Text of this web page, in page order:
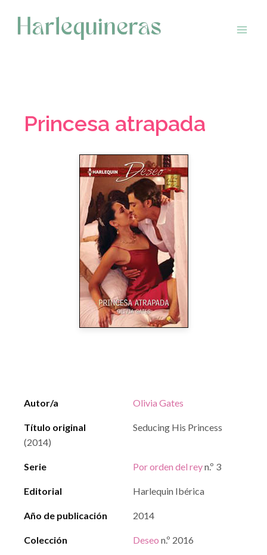
contenido
Princesa atrapada
Autor/a Olivia Gates
Título original
Seducing His Princess
(2014)
Serie Por orden del reyn.º 3
Editorial Harlequin Ibérica
Año de publicación 2014
Colección Deseo n.º 2016